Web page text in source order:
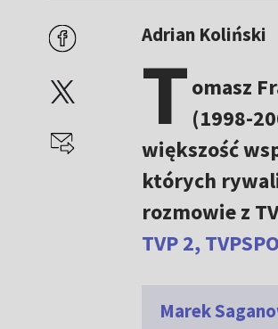
Adrian Koliński
Tomasz
(1998-
większość
których
rozmowie z
TVP 2,
Marek